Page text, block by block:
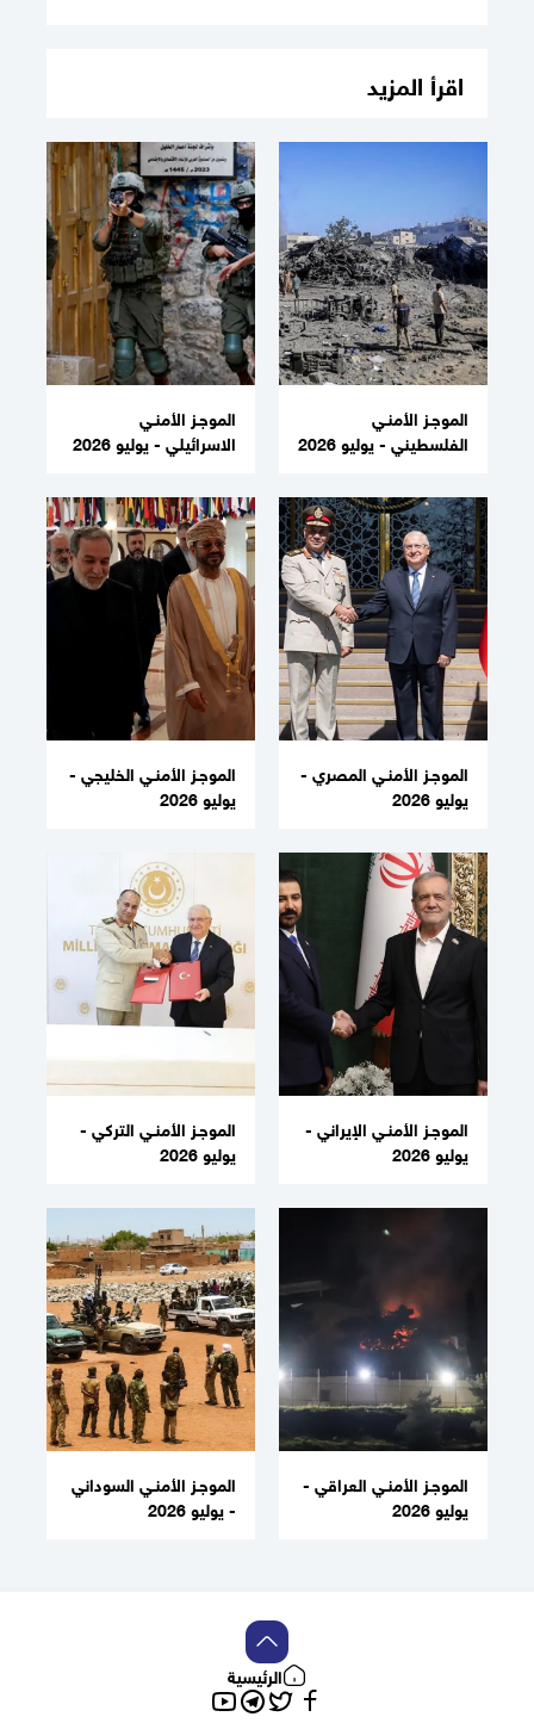
اقرأ المزيد
الموجـز الأمنـي
الفلسطيني - يوليو 2026
الموجـز الأمنـي
الاسرائيلي - يوليو 2026
الموجـز الأمنـي المصري -
يوليو 2026
الموجـز الأمنـي الخليجي -
يوليو 2026
الموجـز الأمنـي الإيراني -
يوليو 2026
الموجـز الأمنـي التركي -
يوليو 2026
الموجـز الأمنـي العراقي -
يوليو 2026
الموجـز الأمنـي السوداني
- يوليو 2026
الرئيسية
فيسبوك
تويترتلغراميوتيوب